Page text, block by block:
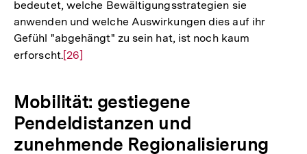
Fußnote
Vorhandensein oder Fehlen von Daseinsvorsorge für
die Bewohnerinnen und Bewohner in ihrem Alltag
bedeutet, welche Bewältigungsstrategien sie
anwenden und welche Auswirkungen dies auf ihr
erforscht.Zur
Auflösung
der
Fußnote
[26]
Mobilität: gestiegene